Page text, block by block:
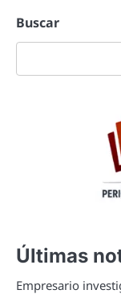
Buscar
Últimas
Empresario